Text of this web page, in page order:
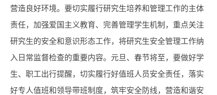
营造良好环境。要切实履行研究生培养和管理工作的主体
责任，加强爱国主义教育、完善管理学生机制，重点关注
研究生的安全和意识形态工作，将研究生安全管理工作纳
入日常监督检查的重要内容。元旦、春节将至，要做好学
生、职工出行提醒，切实履行好值班人员安全责任，落实
好专人值班和领导带班制度，筑牢安全防线，营造和谐安